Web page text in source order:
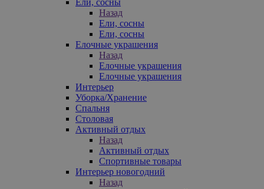
Назад
Ели, сосны
Ели, сосны
Елочные украшения
Назад
Елочные украшения
Елочные украшения
Интерьер
Уборка/Хранение
Спальня
Столовая
Активный отдых
Назад
Активный отдых
Спортивные товары
Интерьер новогодний
Назад